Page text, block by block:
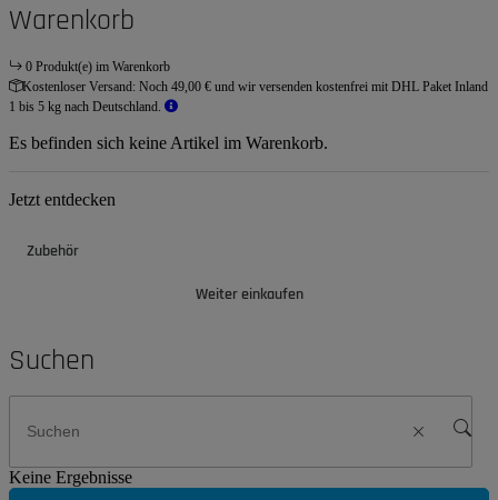
Warenkorb
0 Produkt(e) im Warenkorb
Kostenloser Versand: Noch 49,00 € und wir versenden kostenfrei mit DHL Paket Inland
1 bis 5 kg nach Deutschland.
Es befinden sich keine Artikel im Warenkorb.
Jetzt entdecken
Zubehör
Weiter einkaufen
Suchen
Keine Ergebnisse